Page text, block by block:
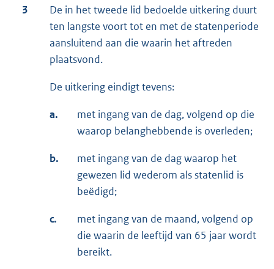
3
De in het tweede lid bedoelde uitkering duurt
ten langste voort tot en met de statenperiode
aansluitend aan die waarin het aftreden
plaatsvond.
De uitkering eindigt tevens:
a.
met ingang van de dag, volgend op die
waarop belanghebbende is overleden;
b.
met ingang van de dag waarop het
gewezen lid wederom als statenlid is
beëdigd;
c.
met ingang van de maand, volgend op
die waarin de leeftijd van 65 jaar wordt
bereikt.